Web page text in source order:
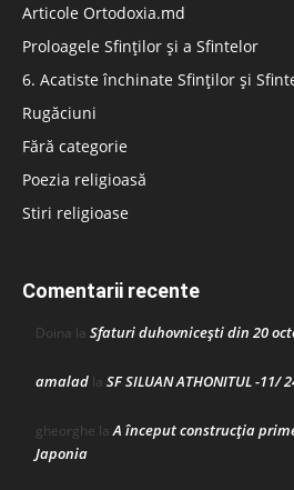
Articole Ortodoxia.md
Proloagele Sfinților și a Sfintelor
6. Acatiste închinate Sfinților și
Rugăciuni
Fără categorie
Poezia religioasă
Stiri religioase
Comentarii recente
Doina la Sfaturi duhovnicești din 20
amalad la SF SILUAN ATHONITUL -11/
gheorghe laA început construcţia
Japonia